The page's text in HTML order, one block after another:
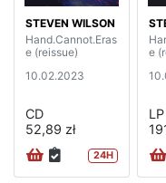
STEVEN WILSON
Hand.Cannot.Eras
e (reissue)
10.02.2023
CD
52,89 zł
24H
e
LP